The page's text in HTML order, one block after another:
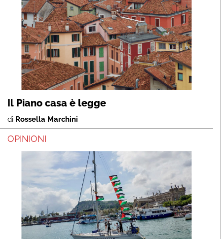
Il Piano casa è legge
di Rossella Marchini
OPINIONI